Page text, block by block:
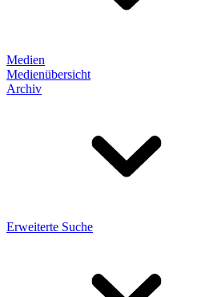
Medien
Medienübersicht
Archiv
Erweiterte Suche